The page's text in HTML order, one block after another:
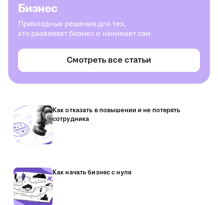
Бизнес
Прикладные решения для тех,
кто развивает бизнес и нанимает сам
Смотреть все статьи
Как отказать в повышении и не потерять
сотрудника
Как начать бизнес с нуля